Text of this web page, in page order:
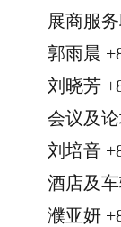
展商服
郭雨晨
刘晓芳
会议及
刘培音
酒店及
濮亚妍